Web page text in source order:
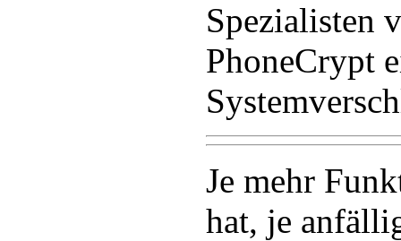
Spezialisten
PhoneCrypt
Je mehr
hat, je